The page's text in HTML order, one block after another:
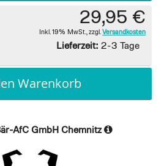
29,95 €
Inkl. 19% MwSt. zzgl. Versandkosten
Lieferzeit: 2-3 Tage
Warenkorb
AfC GmbH Chemnitz